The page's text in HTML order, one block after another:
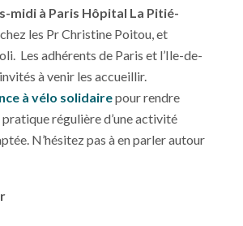
midi à Paris Hôpital La Pitié-
les Pr Christine Poitou, et
Les adhérents de Paris et l’Ile-de-
à venir les accueillir.
à vélo solidairepour rendre
régulière d’une activité
N’hésitez pas à en parler autour